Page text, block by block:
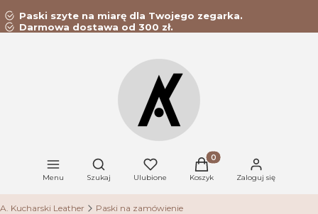
Paski szyte na miarę dla Twojego zegarka.
Darmowa dostawa od 300 zł.
Menu
Otwórz wyszukiwarkę
Szukaj Ulubione
Produkty w koszyku: 0.
Koszyk Zaloguj się
A. Kucharski Leather Paski na zamówienie